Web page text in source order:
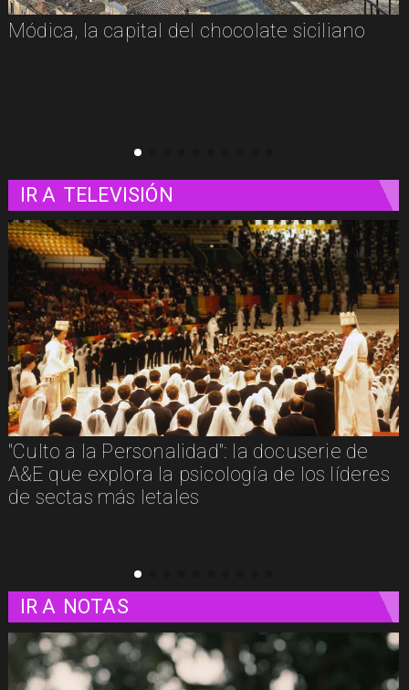
Módica, la capital del chocolate siciliano
IR A TELEVISIÓN
"Culto a la Personalidad": la docuserie de
A&E que explora la psicología de los líderes
de sectas más letales
IR A NOTAS